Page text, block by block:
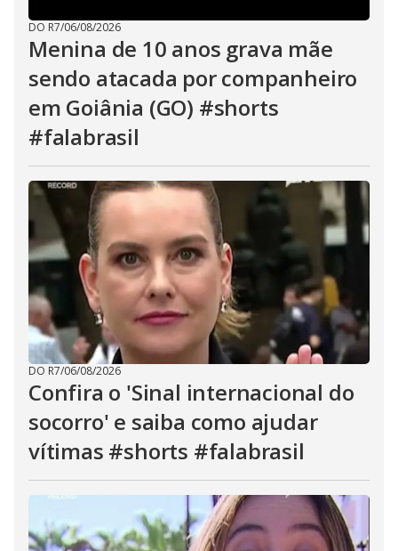
DO R7/06/08/2026
Menina de 10 anos grava mãe
sendo atacada por companheiro
em Goiânia (GO) #shorts
#falabrasil
DO R7/06/08/2026
Confira o 'Sinal internacional do
socorro' e saiba como ajudar
vítimas #shorts #falabrasil